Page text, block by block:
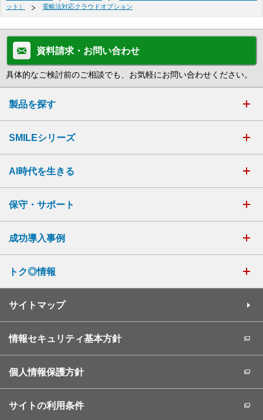
ット）
電帳法対応クラウドオプション
資料請求・お問い合わせ
具体的なご検討前のご相談でも、お気軽にお問い合わせください。
製品を探す
SMILEシリーズ
AI時代を生きる
保守・サポート
成功導入事例
トク◎情報
サイトマップ
情報セキュリティ基本方針
個人情報保護方針
サイトの利用条件